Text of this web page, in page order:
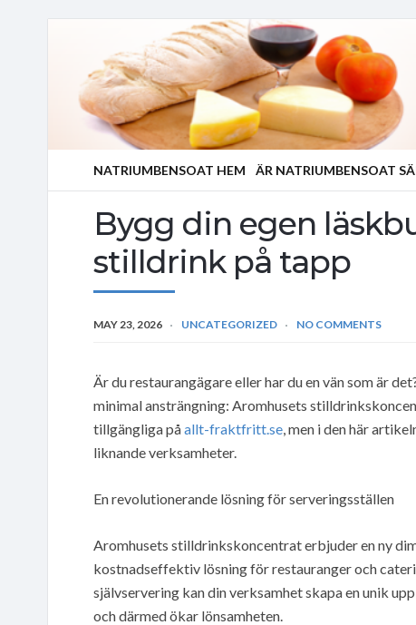
NATRIUMBENSOAT HEM ÄR NATRIUMBENSOAT
Bygg din egen
stilldrink på tapp
MAY 23, 2026 UNCATEGORIZED NO COMMENTS
Är du restaurangägare eller har du en vän som är
minimal ansträngning: Aromhusets
tillgängliga påallt-fraktfritt.se, men i den här
liknande verksamheter.
En revolutionerande lösning för serveringsställen
Aromhusets stilldrinkskoncentrat erbjuder en ny
kostnadseffektiv lösning för restauranger och
självservering kan din verksamhet skapa en unik
och därmed ökar lönsamheten.